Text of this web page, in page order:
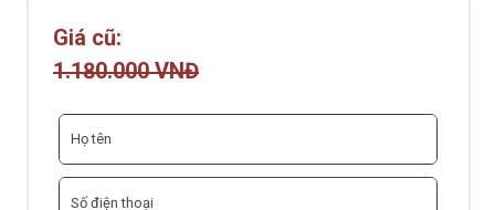
Giá cũ:
1.180.000 VNĐ